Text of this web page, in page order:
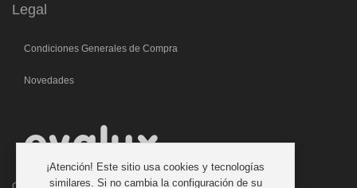
Legal
Condiciones Generales de Compra
Novedades
¡Atención! Este sitio usa cookies y tecnologías
similares. Si no cambia la configuración de su